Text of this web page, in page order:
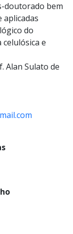
doutorado bem
aplicadas
do
e
Alan Sulato de